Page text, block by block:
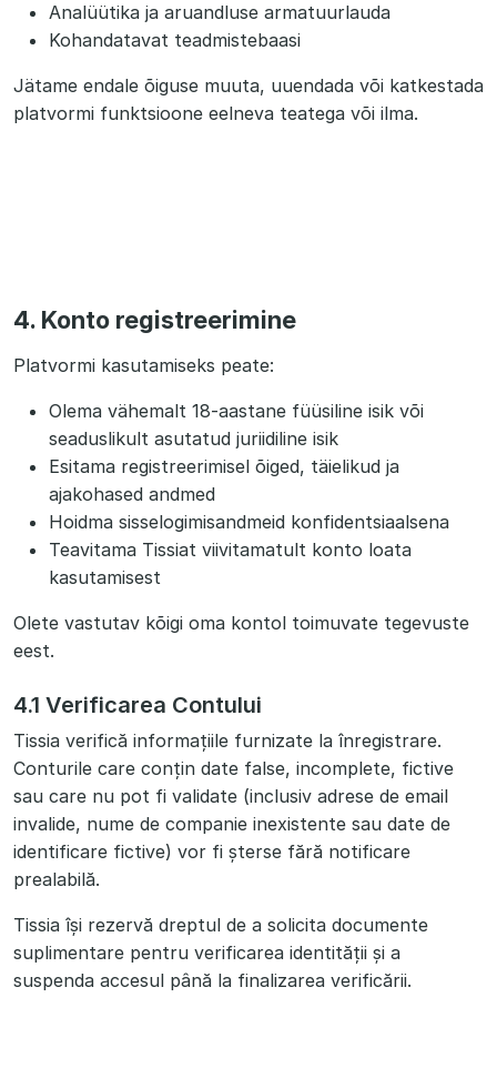
Analüütika ja aruandluse armatuurlauda
Kohandatavat teadmistebaasi
Jätame endale õiguse muuta, uuendada või katkestada
platvormi funktsioone eelneva teatega või ilma.
4. Konto registreerimine
Platvormi kasutamiseks peate:
Olema vähemalt 18-aastane füüsiline isik või
seaduslikult asutatud juriidiline isik
Esitama registreerimisel õiged, täielikud ja
ajakohased andmed
Hoidma sisselogimisandmeid konfidentsiaalsena
Teavitama Tissiat viivitamatult konto loata
kasutamisest
Olete vastutav kõigi oma kontol toimuvate tegevuste
eest.
4.1 Verificarea Contului
Tissia verifică informațiile furnizate la înregistrare.
Conturile care conțin date false, incomplete, fictive
sau care nu pot fi validate (inclusiv adrese de email
invalide, nume de companie inexistente sau date de
identificare fictive) vor fi șterse fără notificare
prealabilă.
Tissia își rezervă dreptul de a solicita documente
suplimentare pentru verificarea identității și a
suspenda accesul până la finalizarea verificării.